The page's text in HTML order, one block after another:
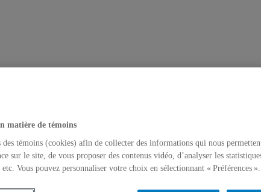
matière de témoins
témoins (cookies) afin de collecter des informations qui nous
sur le site, de vous proposer des contenus vidéo, d’analyser les
Vous pouvez personnaliser votre choix en sélectionnant « Préférences ».